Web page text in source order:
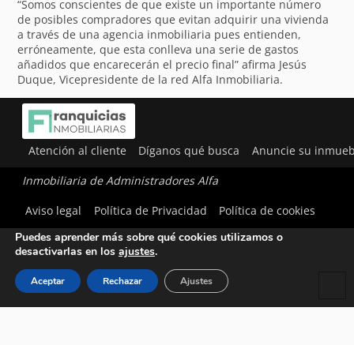
“Somos conscientes de que existe un importante número
de posibles compradores que evitan adquirir una vivienda
a través de una agencia inmobiliaria pues entienden,
erróneamente, que esta conlleva una serie de gastos
añadidos que encarecerán el precio final” afirma Jesús
Duque, Vicepresidente de la red Alfa Inmobiliaria.
Atención al cliente Díganos qué busca Anuncie su
Inmobiliaria de Administradores Alfa
Aviso legal
Política de Privacidad Política de cookies
Utilizamos cookies para ofrecerte la mejor experiencia en
Puedes aprender más sobre qué cookies utilizamos o
desactivarlas en los ajustes.
Aceptar Rechazar Ajustes